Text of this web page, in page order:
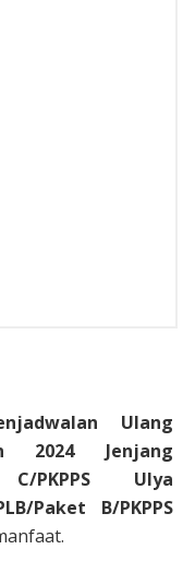
Ulang
2024 Jenjang
C/PKPPS Ulya
Paket B/PKPPS